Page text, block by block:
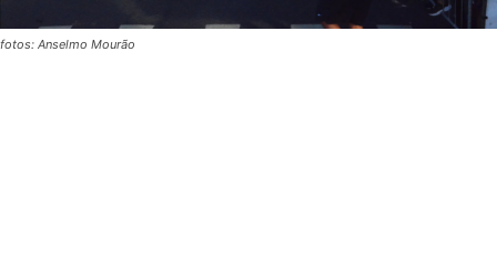
fotos: Anselmo Mourão